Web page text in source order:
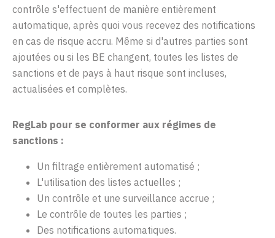
contrôle s'effectuent de manière entièrement
automatique, après quoi vous recevez des notifications
en cas de risque accru. Même si d'autres parties sont
ajoutées ou si les BE changent, toutes les listes de
sanctions et de pays à haut risque sont incluses,
actualisées et complètes.
RegLab pour se conformer aux régimes de
sanctions :
Un filtrage entièrement automatisé ;
L'utilisation des listes actuelles ;
Un contrôle et une surveillance accrue ;
Le contrôle de toutes les parties ;
Des notifications automatiques.